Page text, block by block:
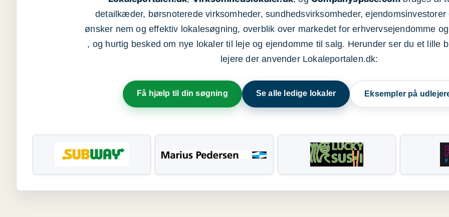
detailkæder, børsnoterede virksomheder, sundhedsvirksomheder, ejendomsinvestorer
ønsker nem og effektiv lokalesøgning, overblik over markedet for erhvervsejendomme
, og hurtig besked om nye lokaler til leje og ejendomme til salg. Herunder ser du et lille
lejere der anvender Lokaleportalen.dk:
Få hjælp til din søgning Se alle ledige lokaler Eksempler på